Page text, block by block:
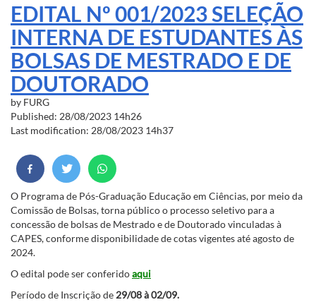
EDITAL Nº 001/2023 SELEÇÃO
INTERNA DE ESTUDANTES ÀS
BOLSAS DE MESTRADO E DE
DOUTORADO
by FURG
Published: 28/08/2023 14h26
Last modification: 28/08/2023 14h37
O Programa de Pós-Graduação Educação em Ciências, por meio da
Comissão de Bolsas, torna público o processo seletivo para a
concessão de bolsas de Mestrado e de Doutorado vinculadas à
CAPES, conforme disponibilidade de cotas vigentes até agosto de
2024.
O edital pode ser conferidoaqui
Período de Inscrição de 29/08 à 02/09.